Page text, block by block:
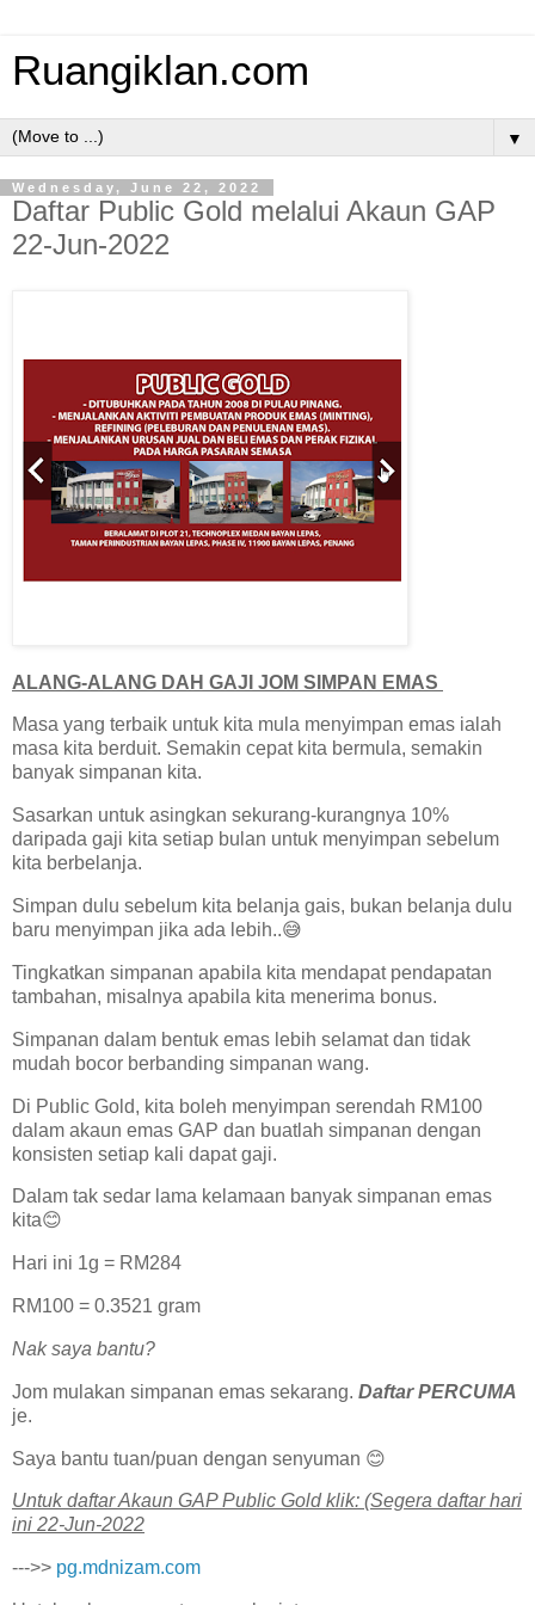
Ruangiklan.com
▼
Wednesday, June 22, 2022
Daftar Public Gold melalui Akaun GAP
22-Jun-2022
ALANG-ALANG DAH GAJI JOM SIMPAN EMAS
Masa yang terbaik untuk kita mula menyimpan emas ialah
masa kita berduit. Semakin cepat kita bermula, semakin
banyak simpanan kita.
Sasarkan untuk asingkan sekurang-kurangnya 10%
daripada gaji kita setiap bulan untuk menyimpan sebelum
kita berbelanja.
Simpan dulu sebelum kita belanja gais, bukan belanja dulu
baru menyimpan jika ada lebih..😅
Tingkatkan simpanan apabila kita mendapat pendapatan
tambahan, misalnya apabila kita menerima bonus.
Simpanan dalam bentuk emas lebih selamat dan tidak
mudah bocor berbanding simpanan wang.
Di Public Gold, kita boleh menyimpan serendah RM100
dalam akaun emas GAP dan buatlah simpanan dengan
konsisten setiap kali dapat gaji.
Dalam tak sedar lama kelamaan banyak simpanan emas
kita😊
Hari ini 1g = RM284
RM100 = 0.3521 gram
Nak saya bantu?
Jom mulakan simpanan emas sekarang. Daftar PERCUMA
je.
Saya bantu tuan/puan dengan senyuman 😊
U͏n͏t͏u͏k͏ d͏a͏f͏t͏a͏r͏ A͏k͏a͏u͏n͏ G͏A͏P͏ P͏u͏b͏l͏i͏c͏ G͏o͏l͏d͏ k͏l͏i͏k͏: (Segera daftar hari
ini 22-Jun-2022
--->> pg.mdnizam.com